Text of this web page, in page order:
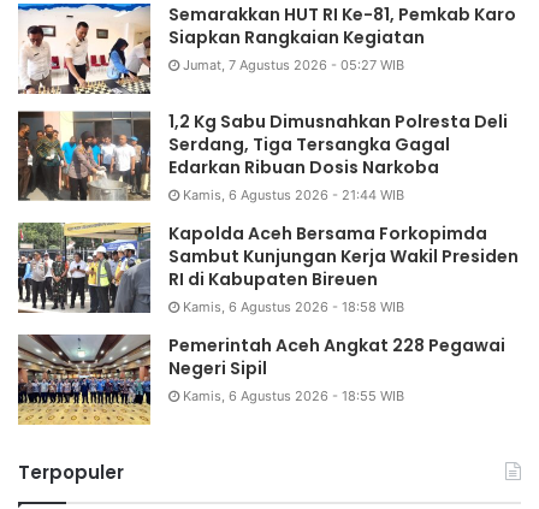
Semarakkan HUT RI Ke-81, Pemkab Karo
Siapkan Rangkaian Kegiatan
Jumat, 7 Agustus 2026 - 05:27 WIB
1,2 Kg Sabu Dimusnahkan Polresta Deli
Serdang, Tiga Tersangka Gagal
Edarkan Ribuan Dosis Narkoba
Kamis, 6 Agustus 2026 - 21:44 WIB
Kapolda Aceh Bersama Forkopimda
Sambut Kunjungan Kerja Wakil Presiden
RI di Kabupaten Bireuen
Kamis, 6 Agustus 2026 - 18:58 WIB
Pemerintah Aceh Angkat 228 Pegawai
Negeri Sipil
Kamis, 6 Agustus 2026 - 18:55 WIB
Terpopuler